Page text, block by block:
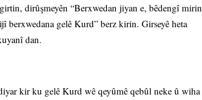
dirûşmeyên “Berxwedan jiyan e, bêdengî mirin
berxwedana gelê Kurd” berz kirin. Girseyê heta
dan.
kir ku gelê Kurd wê qeyûmê qebûl neke û wiha